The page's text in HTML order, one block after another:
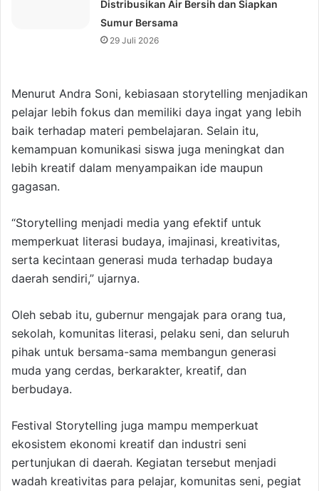
Distribusikan Air Bersih dan Siapkan
Sumur Bersama
29 Juli 2026
Menurut Andra Soni, kebiasaan storytelling menjadikan
pelajar lebih fokus dan memiliki daya ingat yang lebih
baik terhadap materi pembelajaran. Selain itu,
kemampuan komunikasi siswa juga meningkat dan
lebih kreatif dalam menyampaikan ide maupun
gagasan.
“Storytelling menjadi media yang efektif untuk
memperkuat literasi budaya, imajinasi, kreativitas,
serta kecintaan generasi muda terhadap budaya
daerah sendiri,” ujarnya.
Oleh sebab itu, gubernur mengajak para orang tua,
sekolah, komunitas literasi, pelaku seni, dan seluruh
pihak untuk bersama-sama membangun generasi
muda yang cerdas, berkarakter, kreatif, dan
berbudaya.
Festival Storytelling juga mampu memperkuat
ekosistem ekonomi kreatif dan industri seni
pertunjukan di daerah. Kegiatan tersebut menjadi
wadah kreativitas para pelajar, komunitas seni, pegiat